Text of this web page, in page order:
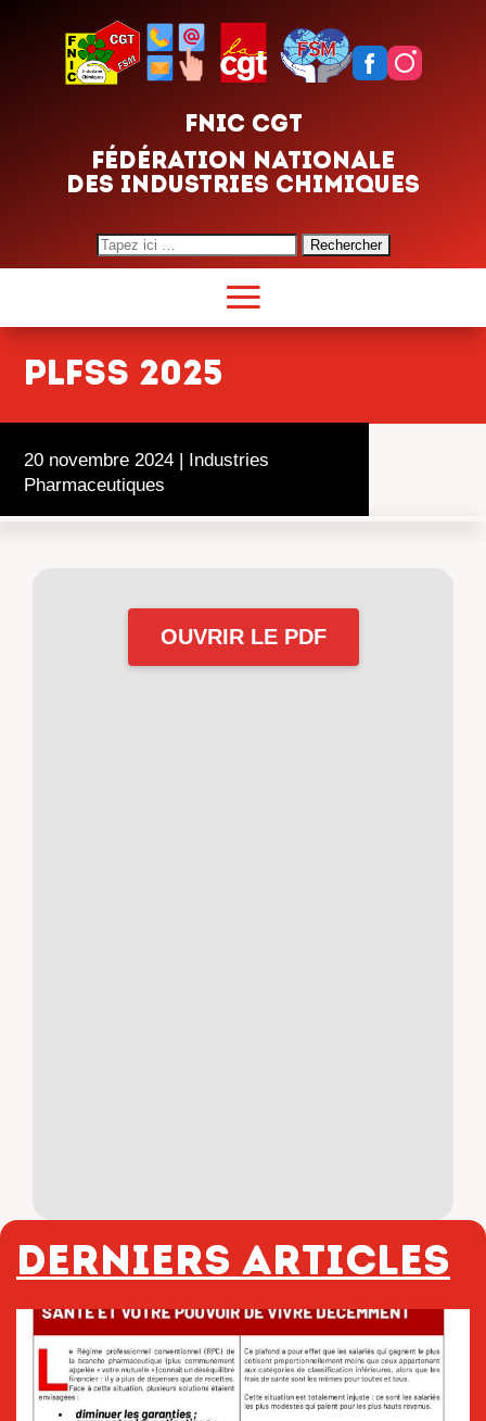
FNIC CGT
FÉDÉRATION NATIONALE
DES INDUSTRIES CHIMIQUES
Search
for:
PLFSS 2025
20 novembre 2024 | Industries
Pharmaceutiques
OUVRIR LE PDF
Derniers articles